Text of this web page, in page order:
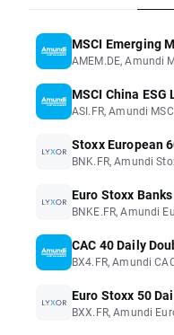
MSCI Emerging
AMEM.DE, Amundi
MSCI China ESG
ASI.FR, Amundi MSCI
Stoxx European
BNK.FR, Amundi
Euro Stoxx Banks
BNKE.FR, Amundi
CAC 40 Daily
BX4.FR, Amundi
Euro Stoxx 50
BXX.FR, Amundi Euro